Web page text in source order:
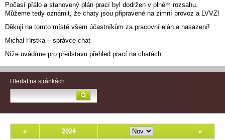
Počasí přálo a stanovený plán prací byl dodržen v plném rozsahu.
Můžeme tedy oznámit, že chaty jsou připravené na zimní provoz a LVVZ!
Děkuji na tomto místě všem účastníkům za pracovní elán a nasazení!
Michal Hrstka – správce chat
Níže uvádíme pro představu přehled prací na chatách.
Hledat na stránkách
« 2024 »